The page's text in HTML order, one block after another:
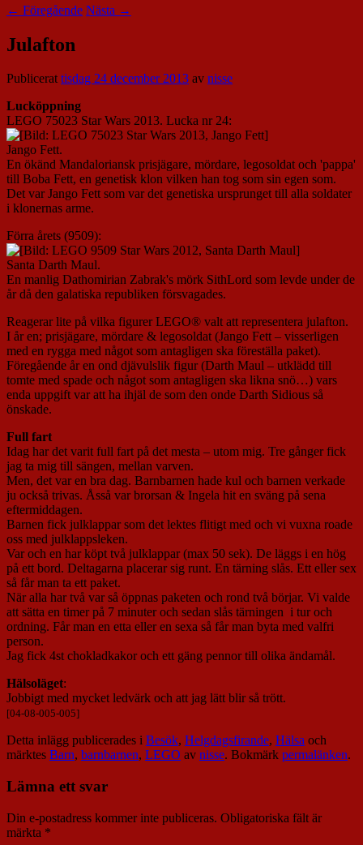
← Föregående Nästa →
Julafton
Publicerattisdag 24 december 2013 av nisse
Lucköppning
LEGO 75023 Star Wars 2013. Lucka nr 24:
Jango Fett.
En ökänd Mandaloriansk prisjägare, mördare, legosoldat och 'pappa'
till Boba Fett, en genetisk klon vilken han tog som sin egen som.
Det var Jango Fett som var det genetiska ursprunget till alla soldater
i klonernas arme.
Förra årets (9509):
Santa Darth Maul.
En manlig Dathomirian Zabrak's mörk SithLord som levde under de
år då den galatiska republiken försvagades.
Reagerar lite på vilka figurer LEGO® valt att representera julafton.
I år en; prisjägare, mördare & legosoldat (Jango Fett – visserligen
med en rygga med något som antagligen ska föreställa paket).
Föregående år en ond djävulslik figur (Darth Maul – utklädd till
tomte med spade och något som antagligen ska likna snö…) vars
enda uppgift var att ha ihjäl de som den onde Darth Sidious så
önskade.
Full fart
Idag har det varit full fart på det mesta – utom mig. Tre gånger fick
jag ta mig till sängen, mellan varven.
Men, det var en bra dag. Barnbarnen hade kul och barnen verkade
ju också trivas. Åsså var brorsan & Ingela hit en sväng på sena
eftermiddagen.
Barnen fick julklappar som det lektes flitigt med och vi vuxna roade
oss med julklappsleken.
Var och en har köpt två julklappar (max 50 sek). De läggs i en hög
på ett bord. Deltagarna placerar sig runt. En tärning slås. Ett eller sex
så får man ta ett paket.
När alla har två var så öppnas paketen och rond två börjar. Vi valde
att sätta en timer på 7 minuter och sedan slås tärningen i tur och
ordning. Får man en etta eller en sexa så får man byta med valfri
person.
Jag fick 4st chokladkakor och ett gäng pennor till olika ändamål.
Hälsoläget:
Jobbigt med mycket ledvärk och att jag lätt blir så trött.
[04-08-005-005]
Detta inlägg publicerades i Besök, Helgdagsfirande, Hälsa och
märktes Barn, barnbarnen, LEGO av nisse. Bokmärk permalänken.
Lämna ett svar
Din e-postadress kommer inte publiceras. Obligatoriska fält är
märkta *